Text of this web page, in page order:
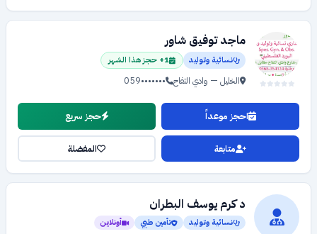
ماجد توفيق شاور
نسائية وتوليد 1+ حجز هذا الشهر
الخليل — وادي التفاح 059•••••••
احجز موعداً حجز سريع
متابعة المفضلة
د كرم يوسف البطران
نسائية وتوليد تأمين طبي أونلاين